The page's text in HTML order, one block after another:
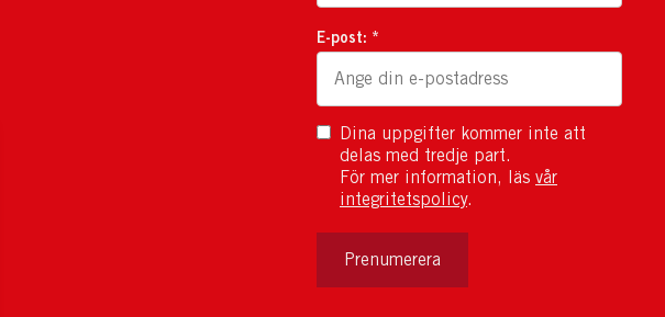
E-post: *
Dina uppgifter kommer inte att
delas med tredje part.
För mer information, läs vår
integritetspolicy.
Prenumerera